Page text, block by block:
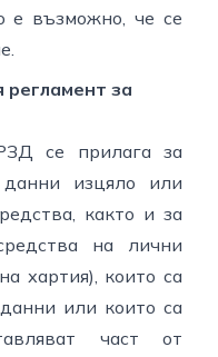
е възможно, че се
за
се прилага за
изцяло или
както и за
на лични
хартия), които са
или които са
част от